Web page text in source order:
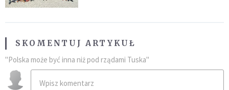
SKOMENTUJ ARTYKUŁ
"Polska może być inna niż pod rządami Tuska"